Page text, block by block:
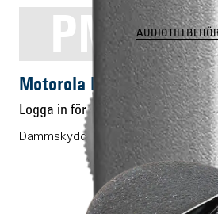
Motorola PMLN8122A
Logga in för pris
Dammskydd MXP600, R7, 10-pack